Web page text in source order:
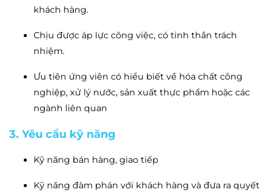
khách hàng.
Chịu được áp lực công việc, có tinh thần trách
nhiệm.
Ưu tiên ứng viên có hiểu biết về hóa chất công
nghiệp, xử lý nước, sản xuất thực phẩm hoặc các
ngành liên quan
3. Yêu cầu kỹ năng
Kỹ năng bán hàng, giao tiếp
Kỹ năng đàm phán với khách hàng và đưa ra quyết